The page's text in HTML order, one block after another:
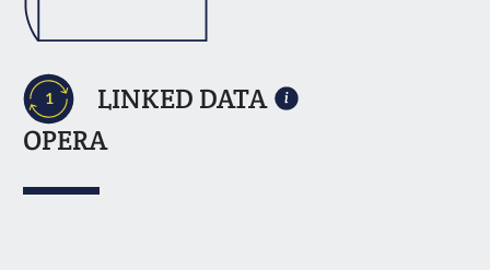
1
LINKED DATA
OPERA